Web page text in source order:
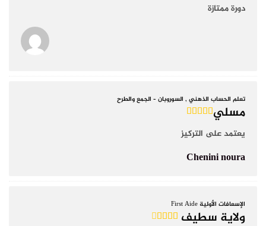
دورة ممتازة
تعلم الحساب الذهني , السوروبان – الجمع والطرح
مسلي
يعتمد على التركيز
Chenini noura
الإسعافات الأولية First Aide
ولاية سطيف